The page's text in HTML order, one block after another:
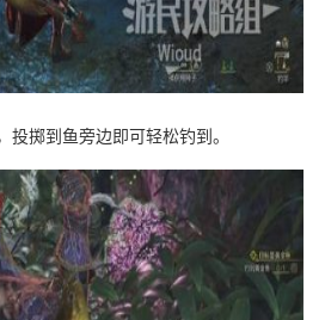
掷到鱼旁边即可轻松钓到。